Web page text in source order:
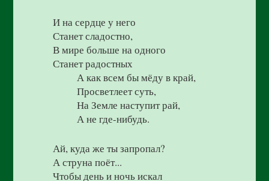
И на сердце у него
Станет сладостно,
В мире больше на одного
Станет радостных
А как всем бы мёду в край,
Просветлеет суть,
На Земле наступит рай,
А не где-нибудь.
Ай, куда же ты запропал?
А струна поёт...
Чтобы день и ночь искал